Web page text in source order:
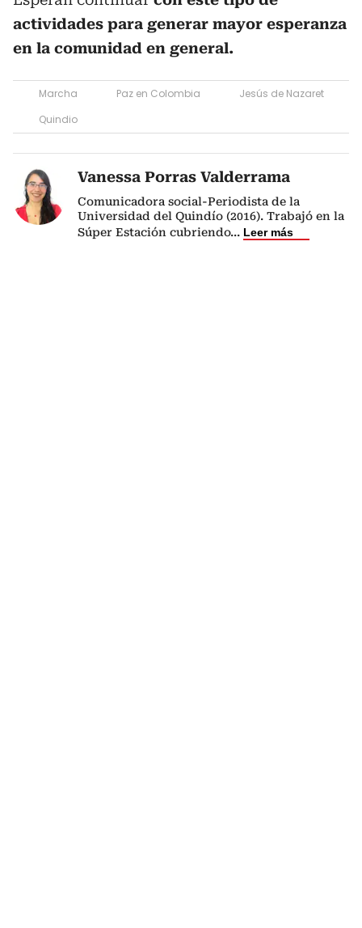
actividades para generar mayor esperanza
en la comunidad en general.
Marcha Paz en Colombia
Jesús de Nazaret
Quindio
Vanessa Porras Valderrama
Comunicadora social-Periodista de la
Universidad del Quindío (2016). Trabajó en la
Súper Estación cubriendo... Leer más